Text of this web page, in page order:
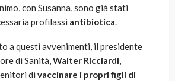
con Susanna, sono già stati
profilassi antibiotica.
a questi avvenimenti, il presidente
di Sanità,Walter Ricciardi,
di vaccinare i propri figli di